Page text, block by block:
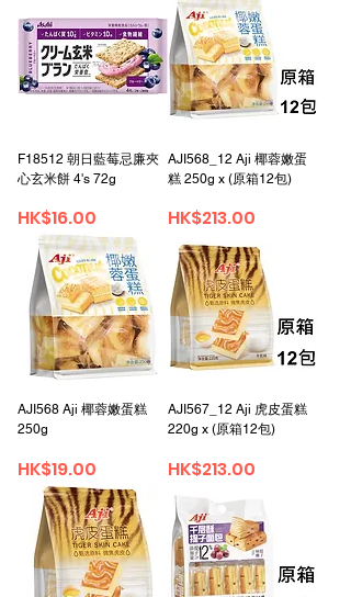
F18512 朝日藍莓忌廉夾
心玄米餅 4's 72g
가격
HK$16.00
AJI568_12 Aji 椰蓉嫩蛋
糕 250g x (原箱12包)
가격
HK$213.00
AJI568 Aji 椰蓉嫩蛋糕
250g
가격
HK$19.00
AJI567_12 Aji 虎皮蛋糕
220g x (原箱12包)
가격
HK$213.00